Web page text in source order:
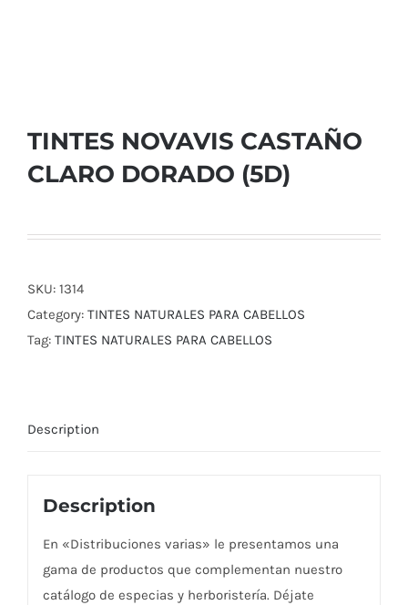
TINTES NOVAVIS CASTAÑO
CLARO DORADO (5D)
SKU: 1314
Category: TINTES NATURALES PARA CABELLOS
Tag: TINTES NATURALES PARA CABELLOS
Description
Description
En «Distribuciones varias» le presentamos una
gama de productos que complementan nuestro
catálogo de especias y herboristería. Déjate